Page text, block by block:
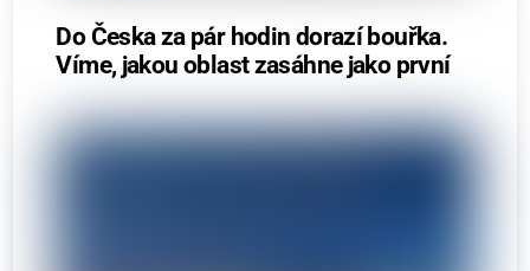
Do Česka za pár hodin dorazí bouřka.
Víme, jakou oblast zasáhne jako první